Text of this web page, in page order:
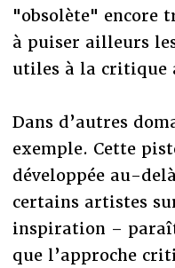
"obsolète" encore
à puiser ailleurs
utiles à la critique
Dans d’autres
exemple. Cette
développée au-
certains artistes
inspiration –
que l’approche